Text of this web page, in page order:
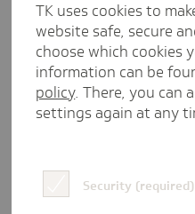
TK uses cookies to
website safe, secure
choose which cookies
information can be
policy. There, you can
settings again at any
Security (required)